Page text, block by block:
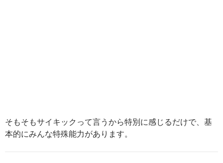
そもそもサイキックって言うから特別に感じるだけで、基
本的にみんな特殊能力があります。